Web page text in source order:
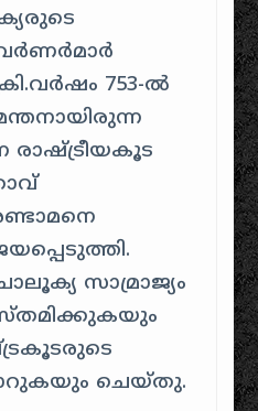
753-ൽ
രാഷ്ട്രീയകൂട
സാമ്രാജ്യം
ചെയ്തു.